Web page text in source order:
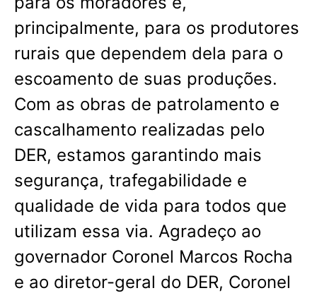
principalmente, para os produtores
rurais que dependem dela para o
escoamento de suas produções.
Com as obras de patrolamento e
cascalhamento realizadas pelo
DER, estamos garantindo mais
segurança, trafegabilidade e
qualidade de vida para todos que
utilizam essa via. Agradeço ao
governador Coronel Marcos Rocha
e ao diretor-geral do DER, Coronel